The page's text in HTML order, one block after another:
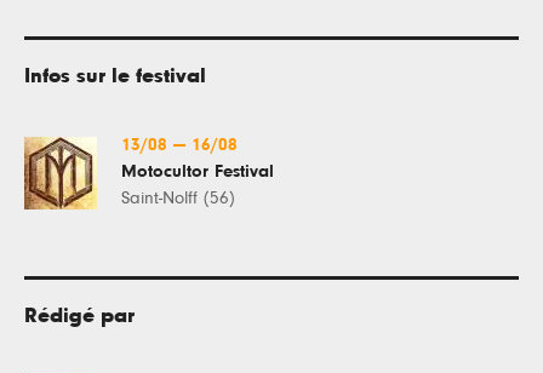
Infos sur le festival
13/08 — 16/08
Motocultor Festival
Saint-Nolff (56)
Rédigé par